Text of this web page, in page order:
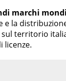
marchi
e la
territorio
licenze.